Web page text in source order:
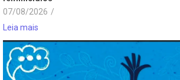
07/08/2026 /
Leia mais